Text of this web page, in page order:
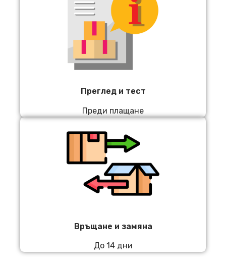
Преглед и тест
Преди плащане
Връщане и замяна
До 14 дни